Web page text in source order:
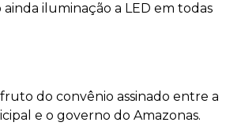
iluminação a LED em todas
fruto do convênio assinado entre a
e o governo do Amazonas.